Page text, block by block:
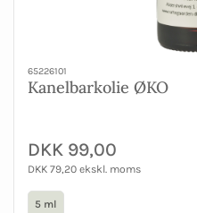
65226101
Kanelbarkolie ØKO
DKK 99,00
DKK 79,20 ekskl. moms
5 ml